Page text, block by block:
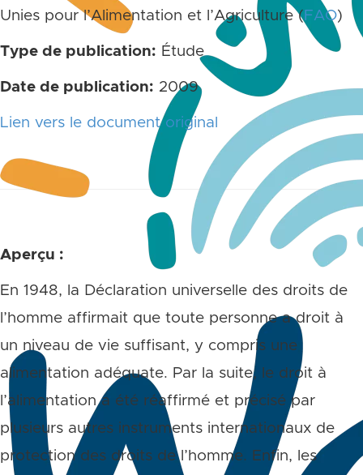
Unies pour l’Alimentation et l’Agriculture ( FAO)
Type de publication: Étude
Date de publication: 2009
Lien vers le document original
Aperçu :
En 1948, la Déclaration universelle des droits de
l’homme affirmait que toute personne a droit à
un niveau de vie suffisant, y compris une
alimentation adéquate. Par la suite, le droit à
l’alimentation a été réaffirmé et précisé par
plusieurs autres instruments internationaux de
protection des droits de l’homme. Enfin, les